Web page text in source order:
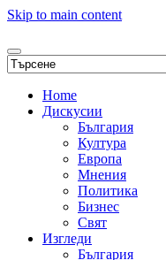
Skip to main content
Home
Дискусии
България
Култура
Европа
Мнения
Политика
Бизнес
Свят
Изгледи
България